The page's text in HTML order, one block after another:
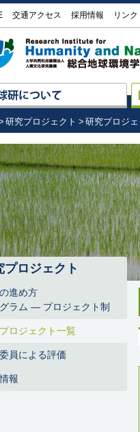
趣旨と目的
基盤国際センター
Center）の活動
機関との協力
の紹介／研究所見学
公開
情報
研のめざすもの
研究プロジェクト 研究プロジェ
交通アクセス 採用情報 リンク
プロジェクト
進め方
ラム ― プロジェクト制
ロジェクト一覧
員による評価
報